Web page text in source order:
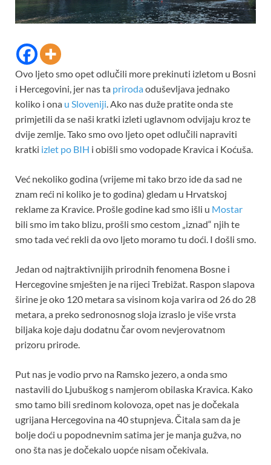
Ovo ljeto smo opet odlučili more prekinuti izletom u Bosni
i Hercegovini, jer nas ta prirodaoduševljava jednako
koliko i ona u Sloveniji . Ako nas duže pratite onda ste
primjetili da se naši kratki izleti uglavnom odvijaju kroz te
dvije zemlje. Tako smo ovo ljeto opet odlučili napraviti
kratki izlet po BIH i obišli smo vodopade Kravica i Koćuša.
Već nekoliko godina (vrijeme mi tako brzo ide da sad ne
znam reći ni koliko je to godina) gledam u Hrvatskoj
reklame za Kravice. Prošle godine kad smo išli u Mostar
bili smo im tako blizu, prošli smo cestom „iznad“ njih te
smo tada već rekli da ovo ljeto moramo tu doći. I došli smo.
Jedan od najtraktivnijih prirodnih fenomena Bosne i
Hercegovine smješten je na rijeci Trebižat. Raspon slapova
širine je oko 120 metara sa visinom koja varira od 26 do 28
metara, a preko sedronosnog sloja izraslo je više vrsta
biljaka koje daju dodatnu čar ovom nevjerovatnom
prizoru prirode.
Put nas je vodio prvo na Ramsko jezero, a onda smo
nastavili do Ljubuškog s namjerom obilaska Kravica. Kako
smo tamo bili sredinom kolovoza, opet nas je dočekala
ugrijana Hercegovina na 40 stupnjeva. Čitala sam da je
bolje doći u popodnevnim satima jer je manja gužva, no
ono šta nas je dočekalo uopće nisam očekivala.